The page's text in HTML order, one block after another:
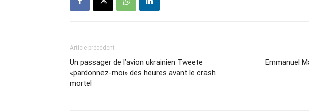
Article précédent
Un passager de l’avion ukrainien Tweete
«pardonnez-moi» des heures avant le crash
mortel
Emmanuel